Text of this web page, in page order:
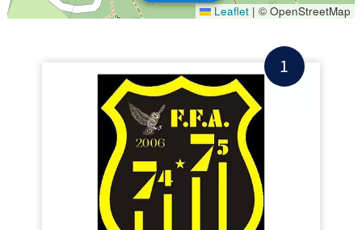
Leaflet | © OpenStreetMap
1